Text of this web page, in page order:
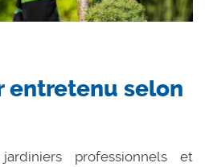
entretenu selon
professionnels et